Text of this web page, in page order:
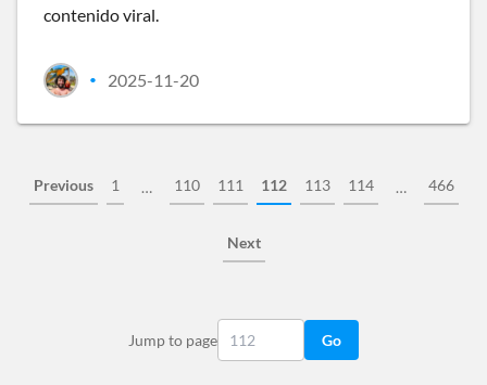
contenido viral.
• 2025-11-20
Previous 1 … 110 111 112 113 114 … 466
Next
Jump to page Go